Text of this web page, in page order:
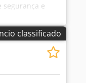
segurança e
classificado